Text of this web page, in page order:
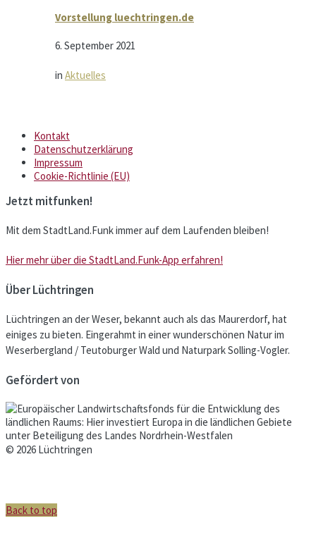
Vorstellung luechtringen.de
6. September 2021
in Aktuelles
Kontakt
Datenschutzerklärung
Impressum
Cookie-Richtlinie (EU)
Jetzt mitfunken!
Mit dem StadtLand.Funk immer auf dem Laufenden bleiben!
Hier mehr über die StadtLand.Funk-App erfahren!
Über Lüchtringen
Lüchtringen an der Weser, bekannt auch als das Maurerdorf, hat
einiges zu bieten. Eingerahmt in einer wunderschönen Natur im
Weserbergland / Teutoburger Wald und Naturpark Solling-Vogler.
Gefördert von
© 2026 Lüchtringen
Back to top